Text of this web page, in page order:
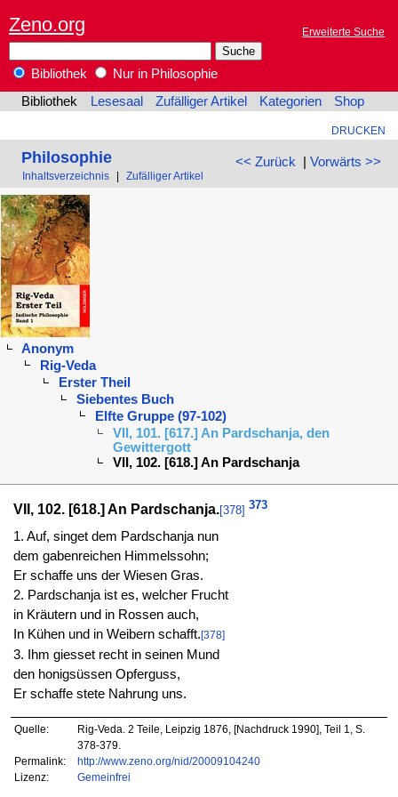
Zeno.org Erweiterte Suche
Bibliothek
Nur in Philosophie
Bibliothek
Lesesaal Zufälliger Artikel Kategorien Shop
DRUCKEN
<< Zurück | Vorwärts >>
Philosophie
Inhaltsverzeichnis Zufälliger Artikel
Anonym
Rig-Veda
Erster Theil
Siebentes Buch
Elfte Gruppe (97-102)
VII, 101. [617.] An Pardschanja, den
Gewittergott
VII, 102. [618.] An Pardschanja
VII, 102. [618.] An Pardschanja.[378] 373
1. Auf, singet dem Pardschanja nun
dem gabenreichen Himmelssohn;
Er schaffe uns der Wiesen Gras.
2. Pardschanja ist es, welcher Frucht
in Kräutern und in Rossen auch,
In Kühen und in Weibern schafft.[378]
3. Ihm giesset recht in seinen Mund
den honigsüssen Opferguss,
Er schaffe stete Nahrung uns.
Quelle:
Rig-Veda. 2 Teile, Leipzig 1876, [Nachdruck 1990], Teil 1, S.
378-379.
Permalink:
http://www.zeno.org/nid/20009104240
Lizenz:
Gemeinfrei